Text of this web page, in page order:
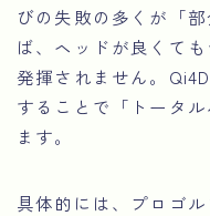
びの失敗の多くが「
ば、ヘッドが良くて
発揮されません。
することで「トータ
ます。
具体的には、プロゴ